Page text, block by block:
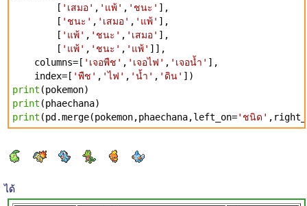
[ 'เสมอ' , 'แพ้' , 'ชนะ' ],
[ 'ชนะ' , 'เสมอ' , 'แพ้' ],
[ 'แพ้' , 'ชนะ' , 'เสมอ' ],
[ 'แพ้' , 'ชนะ' , 'แพ้' ]],
columns=[ 'เจอพืช' , 'เจอไฟ' , 'เจอน้ำ' ],
index=[ 'พืช' , 'ไฟ' , 'น้ำ' , 'ดิน' ])
print (pokemon)
print (phaechana)
print (pd.merge(pokemon,phaechana,left_on='ชนิด'
ได้